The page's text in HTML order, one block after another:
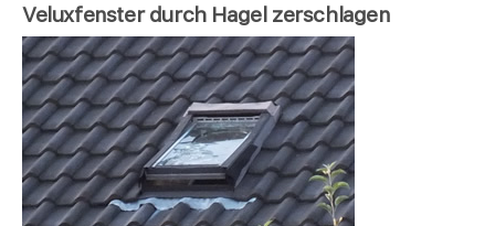
Veluxfenster durch Hagel zerschlagen